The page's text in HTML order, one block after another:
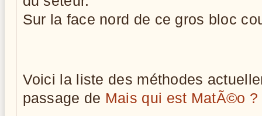
Sur la face nord de ce gros bloc
Voici la liste des méthodes
passage de Mais qui est MatÃ©o ?